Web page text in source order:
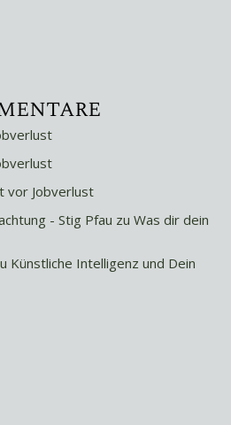
vor Jobverlust
- Stig Pfau zu Was dir dein
Künstliche Intelligenz und Dein